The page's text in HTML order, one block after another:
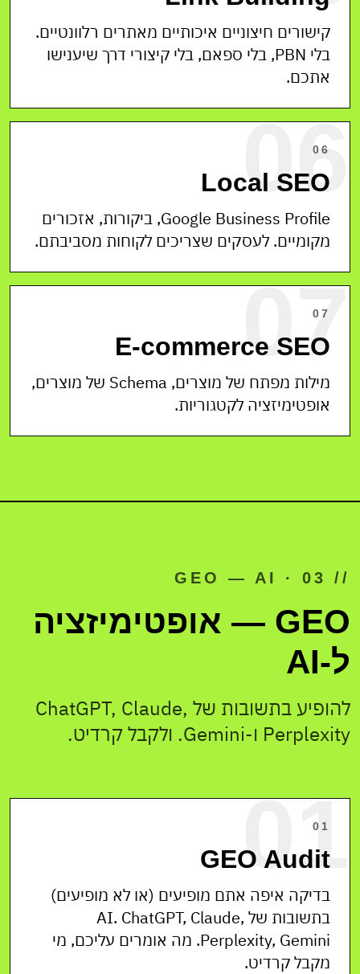
קישורים חיצוניים איכותיים מאתרים רלוונטיים.
בלי PBN, בלי ספאם, בלי קיצורי דרך שיענישו
אתכם.
06
06
Local SEO
Google Business Profile, ביקורות, אזכורים
מקומיים. לעסקים שצריכים לקוחות מסביבתם.
07
07
E-commerce SEO
מילות מפתח של מוצרים, Schema של מוצרים,
אופטימיזציה לקטגוריות.
// 03 · GEO — AI
GEO — אופטימיזציה
ל-AI
להופיע בתשובות של ChatGPT, Claude,
Perplexity ו-Gemini. ולקבל קרדיט.
01
01
GEO Audit
בדיקה איפה אתם מופיעים (או לא מופיעים)
בתשובות של AI. ChatGPT, Claude,
Perplexity, Gemini. מה אומרים עליכם, מי
מקבל קרדיט.